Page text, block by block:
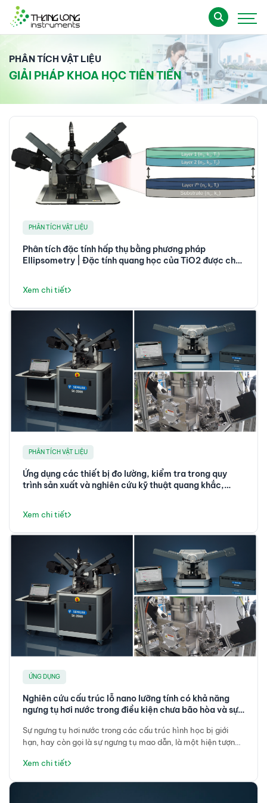
PHÂN TÍCH VẬT LIỆU
GIẢI PHÁP KHOA HỌC TIÊN TIẾN
PHÂN TÍCH VẬT LIỆU
Phân tích đặc tính hấp thụ bằng phương pháp
Ellipsometry | Đặc tính quang học của TiO2 được chế
dụng các tác nhân oxy hóa khác nhau
Xem chi tiết
PHÂN TÍCH VẬT LIỆU
Ứng dụng các thiết bị đo lường, kiểm tra trong quy
trình sản xuất và nghiên cứu kỹ thuật quang khắc,
Xem chi tiết
ỨNG DỤNG
Nghiên cứu cấu trúc lỗ nano lưỡng tính có khả năng
ngưng tụ hơi nước trong điều kiện chưa bão hòa và sự
Sự ngưng tụ hơi nước trong các cấu trúc hình học bị giới
hạn, hay còn gọi là sự ngưng tụ mao dẫn, là một hiện tượng
cho phép hình thành chất lỏng từ hơi chưa bão hòa mà
Xem chi tiết